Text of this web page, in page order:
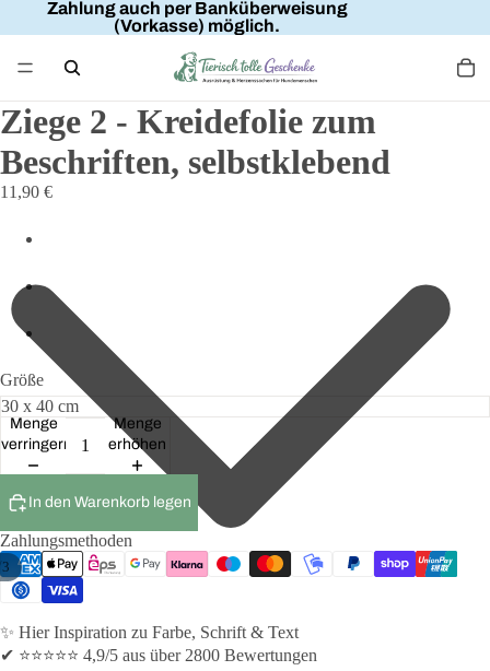
Zahlung auch per Banküberweisung
(Vorkasse) möglich.
3
Ziege 2 - Kreidefolie zum
Beschriften, selbstklebend
11,90 €
Größe
Menge
verringern
Menge
erhöhen
In den Warenkorb legen
Zahlungsmethoden
✨ Hier Inspiration zu Farbe, Schrift & Text
✔ ⭐⭐⭐⭐⭐ 4,9/5 aus über 2800 Bewertungen